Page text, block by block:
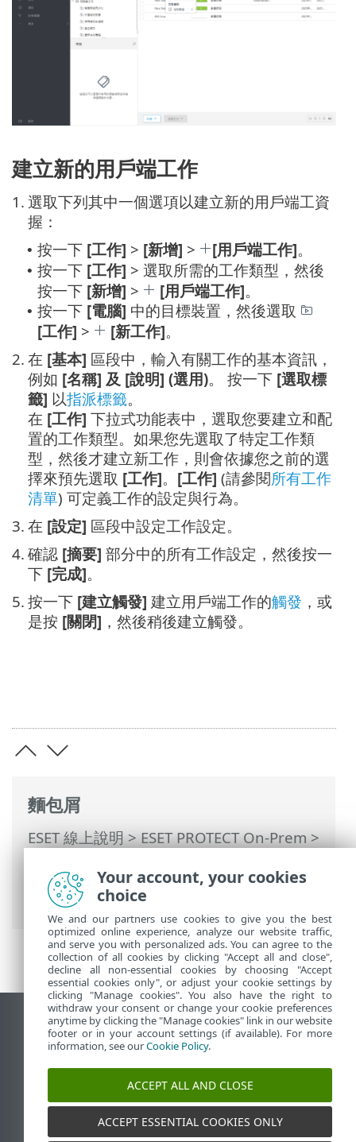
麵包屑
ESET 線上說明>ESET PROTECT On-Prem>
PROTECT On-Prem 主功能表>工作> 用戶
端工作
建立新的用戶端工作
1. 選取下列其中一個選項以建立新的用戶端工資
握：
• 按一下 [工作] > [新增] > [用戶端工作]。
• 按一下 [工作] > 選取所需的工作類型，然後
按一下 [新增] > [用戶端工作]。
• 按一下 [電腦] 中的目標裝置，然後選取
[工作] > [新工作]。
2. 在 [基本] 區段中，輸入有關工作的基本資訊，
例如 [名稱] 及 [說明] (選用)。 按一下 [選取標
籤] 以指派標籤。
在 [工作] 下拉式功能表中，選取您要建立和配
置的工作類型。如果您先選取了特定工作類
型，然後才建立新工作，則會依據您之前的選
擇來預先選取 [工作]。 [工作] (請參閱所有工作
清單) 可定義工作的設定與行為。
3. 在 [設定] 區段中設定工作設定。
4. 確認 [摘要] 部分中的所有工作設定，然後按一
下 [完成]。
5. 按一下 [建立觸發] 建立用戶端工作的觸發 ，或
是按 [關閉] ，然後稍後建立觸發。
檢視桌面網站
End of Life
ESET 知識庫
ESET Status Portal
地區設定
Your account, your cookies
choice
We and our partners use cookies to give you the best
optimized online experience, analyze our website traffic,
and serve you with personalized ads. You can agree to the
collection of all cookies by clicking "Accept all and close",
decline all non-essential cookies by choosing "Accept
essential cookies only", or adjust your cookie settings by
clicking "Manage cookies". You also have the right to
withdraw your consent or change your cookie preferences
anytime by clicking the "Manage cookies" link in our website
footer or in your account settings (if available). For more
information, see ourCookie Policy.
ACCEPT ALL AND CLOSE
ACCEPT ESSENTIAL COOKIES ONLY